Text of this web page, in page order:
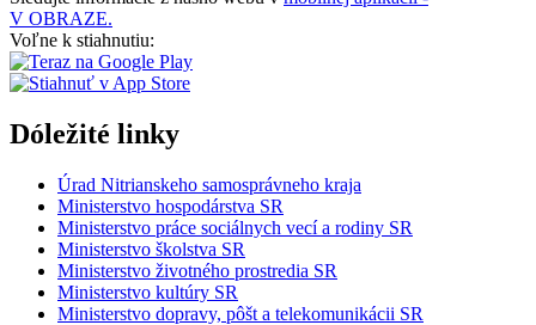
V OBRAZE.
Voľne k stiahnutiu:
Dóležité linky
Úrad Nitrianskeho samosprávneho kraja
Ministerstvo hospodárstva SR
Ministerstvo práce sociálnych vecí a rodiny SR
Ministerstvo školstva SR
Ministerstvo životného prostredia SR
Ministerstvo kultúry SR
Ministerstvo dopravy, pôšt a telekomunikácii SR